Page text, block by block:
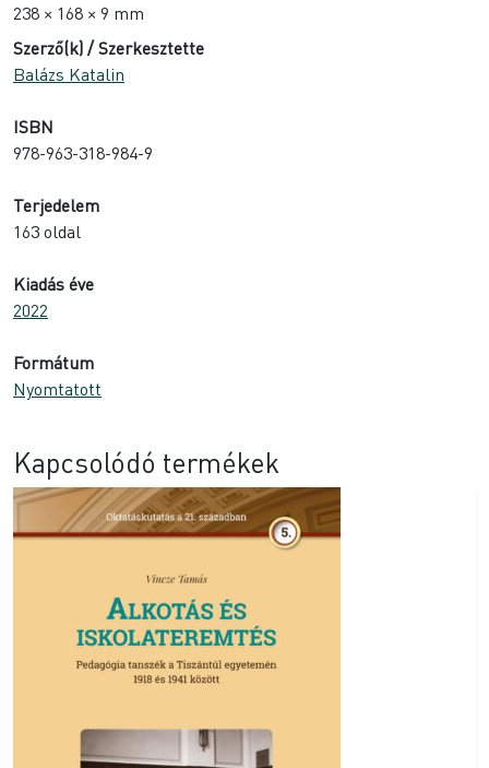
238 × 168 × 9 mm
Szerző(k) / Szerkesztette
Balázs Katalin
ISBN
978-963-318-984-9
Terjedelem
163 oldal
Kiadás éve
2022
Formátum
Nyomtatott
Kapcsolódó termékek